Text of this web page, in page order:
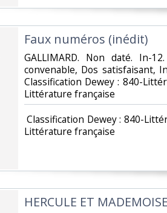
‎Faux numéros (inédit)‎
‎GALLIMARD. Non daté. In-
convenable, Dos satisfaisant,
Classification Dewey : 840-
Littérature française‎
Classification Dewey : 840-
Littérature française‎
‎HERCULE ET